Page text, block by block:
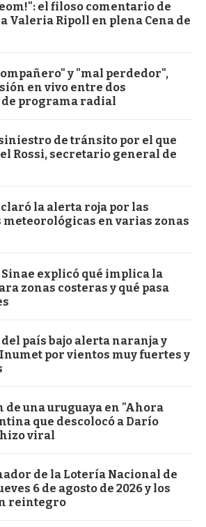
el filoso comentario de
Valeria Ripoll en plena Cena de
y "mal perdedor",
en vivo entre dos
programa radial
de tránsito por el que
Rossi, secretario general de
la alerta roja por las
en varias zonas
explicó qué implica la
zonas costeras y qué pasa
país bajo alerta naranja y
por vientos muy fuertes y
de una uruguaya en "Ahora
que descolocó a Darío
hizo viral
de la Lotería Nacional de
6 de agosto de 2026 y los
reintegro